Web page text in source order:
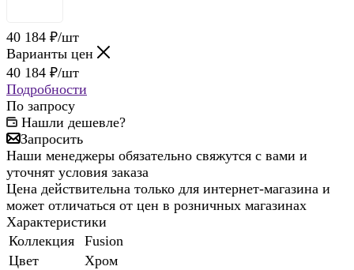
40 184 ₽/шт
Варианты цен
40 184 ₽/шт
Подробности
По запросу
Нашли дешевле?
Запросить
Наши менеджеры обязательно свяжутся с вами и
уточнят условия заказа
Цена действительна только для интернет-магазина и
может отличаться от цен в розничных магазинах
Характеристики
Коллекция
Fusion
Цвет
Хром